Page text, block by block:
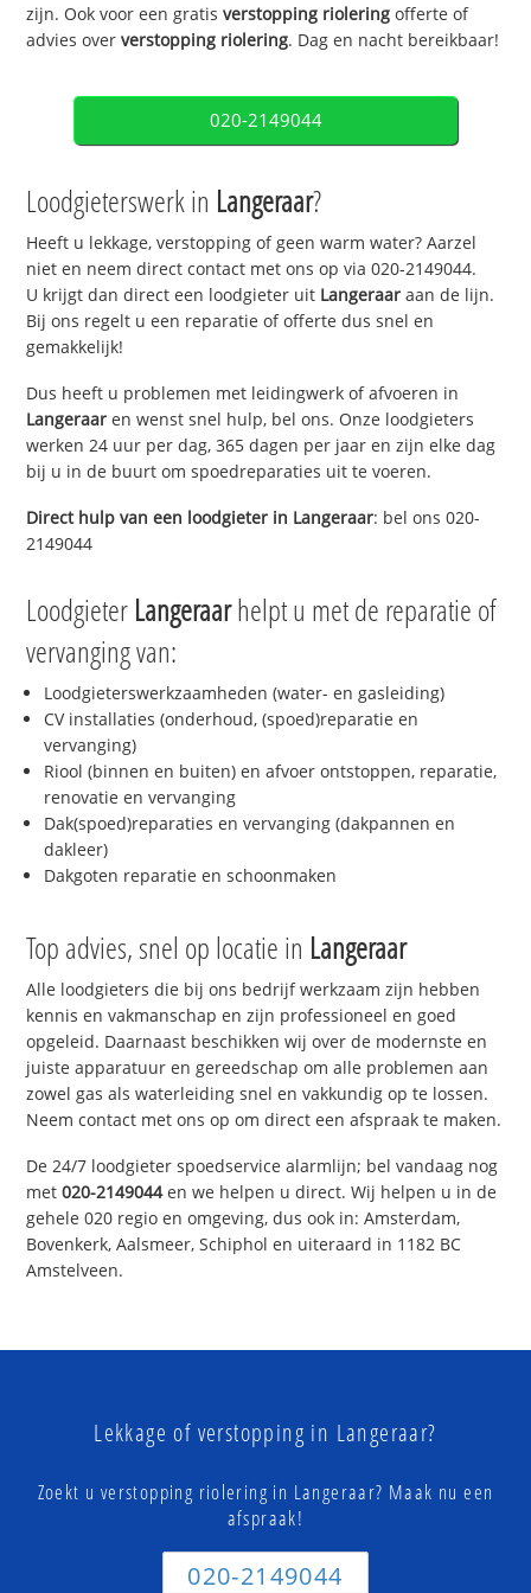
zijn. Ook voor een gratisverstopping riolering offerte of
advies oververstopping riolering. Dag en nacht bereikbaar!
020-2149044
Loodgieterswerk in Langeraar?
Heeft u lekkage, verstopping of geen warm water? Aarzel
niet en neem direct contact met ons op via 020-2149044.
U krijgt dan direct een loodgieter uit Langeraar aan de lijn.
Bij ons regelt u een reparatie of offerte dus snel en
gemakkelijk!
Dus heeft u problemen met leidingwerk of afvoeren in
Langeraar en wenst snel hulp, bel ons. Onze loodgieters
werken 24 uur per dag, 365 dagen per jaar en zijn elke dag
bij u in de buurt om spoedreparaties uit te voeren.
Direct hulp van een loodgieter in Langeraar: bel ons 020-
2149044
Loodgieter Langeraarhelpt u met de reparatie of
vervanging van:
Loodgieterswerkzaamheden (water- en gasleiding)
CV installaties (onderhoud, (spoed)reparatie en
vervanging)
Riool (binnen en buiten) en afvoer ontstoppen, reparatie,
renovatie en vervanging
Dak(spoed)reparaties en vervanging (dakpannen en
dakleer)
Dakgoten reparatie en schoonmaken
Top advies, snel op locatie in Langeraar
Alle loodgieters die bij ons bedrijf werkzaam zijn hebben
kennis en vakmanschap en zijn professioneel en goed
opgeleid. Daarnaast beschikken wij over de modernste en
juiste apparatuur en gereedschap om alle problemen aan
zowel gas als waterleiding snel en vakkundig op te lossen.
Neem contact met ons op om direct een afspraak te maken.
De 24/7 loodgieter spoedservice alarmlijn; bel vandaag nog
met020-2149044en we helpen u direct. Wij helpen u in de
gehele 020 regio en omgeving, dus ook in: Amsterdam,
Bovenkerk, Aalsmeer, Schiphol en uiteraard in 1182 BC
Amstelveen.
Lekkage of verstopping in Langeraar?
Zoekt u verstopping riolering in Langeraar? Maak nu een
afspraak!
020-2149044